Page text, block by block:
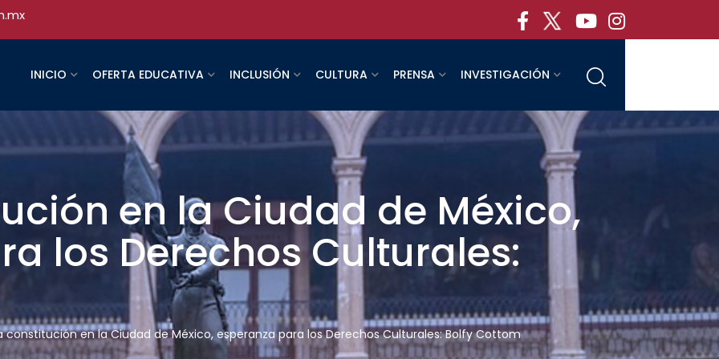
INICIO OFERTA EDUCATIVA INCLUSIÓN CULTURA PRENSA INVESTIGACIÓN
en la Ciudad de México,
los Derechos Culturales:
constitución en la Ciudad de México, esperanza para los Derechos Culturales: Bolfy Cottom